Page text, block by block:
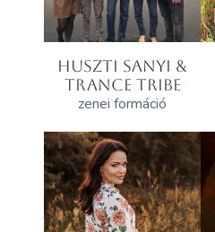
HUSZTI SANYI &
TRANCE TRIBE
zenei formáció